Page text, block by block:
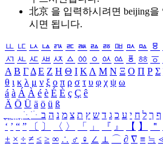
北京 을 입력하시려면 beijing을
시면 됩니다.
ㅥ ㅦ ㅧ ㅨ ㅩ ㅪ ㅫ ㅬ ㅭ ㅮ ㅯ ㅰ ㅱ
ㅺ ㅻ ㅼ ㅽ ㅾ ㅿ ㆀ ㆁ ㆂ ㆃ ㆄ ㆅ ㆆ
Α Β ΓΔ Ε Ζ Η Θ Ι ΚΛ Μ Ν Ξ Ο Π Ρ Σ
θ ι κ λ μ ν ξ ο π ρ σ τ υ φ χ ψ ω
á à Á À é è É È ç Ç ê
Ä Ö Ü ä ö ü ß
ִֶֹ ֻּ ׁׂ ף ך ל ח י ע כ ג ד ש ץ ת צ מ נ ה ב
‘ ’ “ ” 〔 〕 〈 〉 「 」 『 』 【 】 ＂
± × ÷ ≠ ≤ ≥ ∞ ∴ ♂ ♀ ∠ ⊥ ⌒ ∂ ∇ ≡ ≒